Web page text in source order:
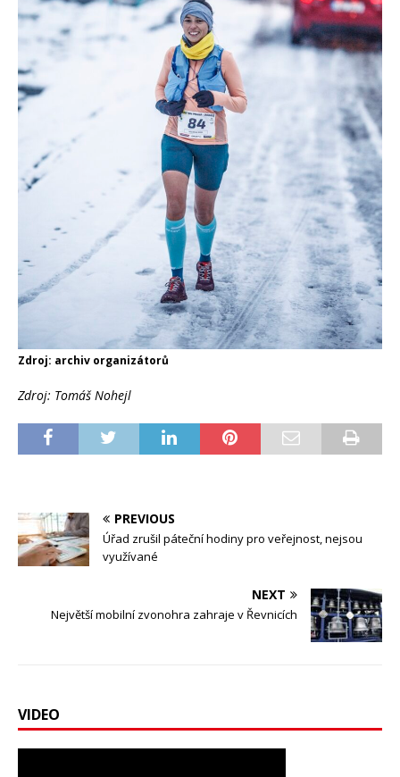
Zdroj: archiv organizátorů
Zdroj: Tomáš Nohejl
PREVIOUS
Úřad zrušil páteční hodiny pro veřejnost, nejsou
využívané
NEXT
Největší mobilní zvonohra zahraje v Řevnicích
VIDEO